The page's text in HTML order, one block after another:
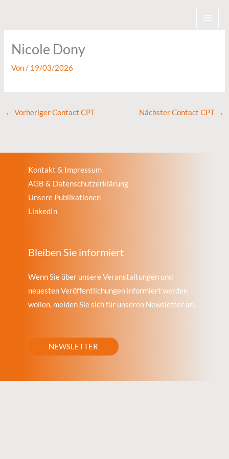
Nicole Dony
Von/ 19/03/2026
← Vorheriger Contact CPT Nächster Contact CPT →
Kontakt & Impressum
AGB & Datenschutzerklärung
Unsere Publikationen
LinkedIn
Bleiben Sie informiert
Wenn Sie über unsere Veranstaltungen und
neuesten Veröffentlichungen informiert werden
wollen, melden Sie sich für unseren Newsletter an.
NEWSLETTER